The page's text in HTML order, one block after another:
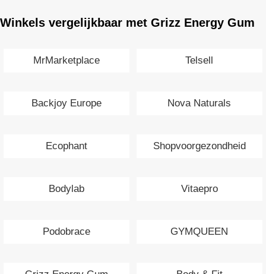
Winkels vergelijkbaar met Grizz Energy Gum
MrMarketplace Telsell
Backjoy Europe Nova Naturals
Ecophant Shopvoorgezondheid
Bodylab Vitaepro
Podobrace GYMQUEEN